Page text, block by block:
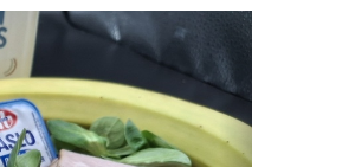
Next